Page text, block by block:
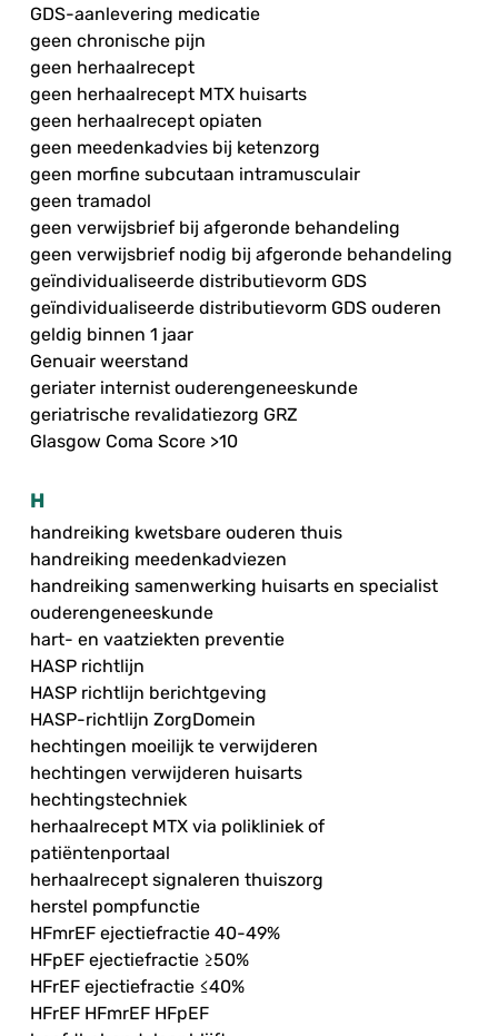
GDS-aanlevering medicatie
geen chronische pijn
geen herhaalrecept
geen herhaalrecept MTX huisarts
geen herhaalrecept opiaten
geen meedenkadvies bij ketenzorg
geen morfine subcutaan intramusculair
geen tramadol
geen verwijsbrief bij afgeronde behandeling
geen verwijsbrief nodig bij afgeronde behandeling
geïndividualiseerde distributievorm GDS
geïndividualiseerde distributievorm GDS ouderen
geldig binnen 1 jaar
Genuair weerstand
geriater internist ouderengeneeskunde
geriatrische revalidatiezorg GRZ
Glasgow Coma Score >10
H
handreiking kwetsbare ouderen thuis
handreiking meedenkadviezen
handreiking samenwerking huisarts en specialist
ouderengeneeskunde
hart- en vaatziekten preventie
HASP richtlijn
HASP richtlijn berichtgeving
HASP-richtlijn ZorgDomein
hechtingen moeilijk te verwijderen
hechtingen verwijderen huisarts
hechtingstechniek
herhaalrecept MTX via polikliniek of
patiëntenportaal
herhaalrecept signaleren thuiszorg
herstel pompfunctie
HFmrEF ejectiefractie 40-49%
HFpEF ejectiefractie ≥50%
HFrEF ejectiefractie ≤40%
HFrEF HFmrEF HFpEF